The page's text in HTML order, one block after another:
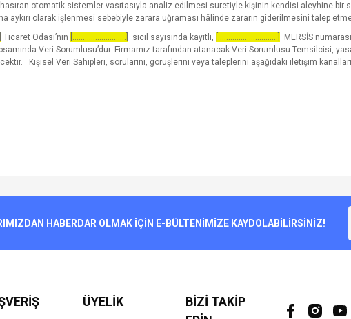
otomatik sistemler vasıtasıyla analiz edilmesi suretiyle kişinin kendisi aleyhine bir
aykırı olarak işlenmesi sebebiyle zarara uğraması hâlinde zararın giderilmesini talep
Ticaret Odası’nın [..........................] sicil sayısında kayıtlı, [.............................] MERSİS
Veri Sorumlusu’dur. Firmamız tarafından atanacak Veri Sorumlusu Temsilcisi,
Kişisel Veri Sahipleri, sorularını, görüşlerini veya taleplerini aşağıdaki iletişim
HABERDAR OLMAK İÇİN E-BÜLTENİMİZE KAYDOLABİLİRSİNİZ!
ÜYELİK
BİZİ TAKİP